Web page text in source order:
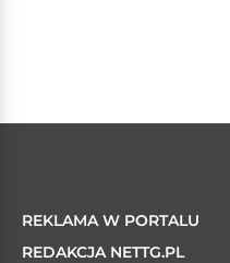
REKLAMA W PORTALU
REDAKCJA NETTG.PL